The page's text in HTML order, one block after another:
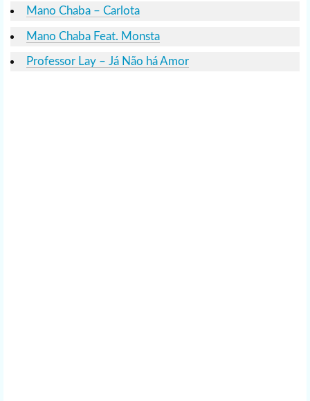
Mano Chaba – Carlota
Mano Chaba Feat. Monsta
Professor Lay – Já Não há Amor